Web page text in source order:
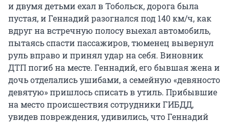
и двумя детьми ехал в Тобольск, дорога была
пустая, и Геннадий разогнался под 140 км/ч, как
вдруг на встречную полосу выехал автомобиль,
пытаясь спасти пассажиров, тюменец вывернул
руль вправо и принял удар на себя. Виновник
ДТП погиб на месте. Геннадий, его бывшая жена и
дочь отделались ушибами, а семейную «девяносто
девятую» пришлось списать в утиль. Прибывшие
на место происшествия сотрудники ГИБДД,
увидев повреждения, удивились, что Геннадий